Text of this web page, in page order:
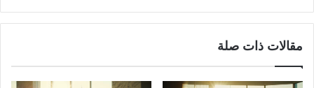
مقالات ذات صلة